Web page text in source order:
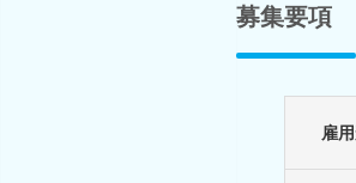
募集要項
雇